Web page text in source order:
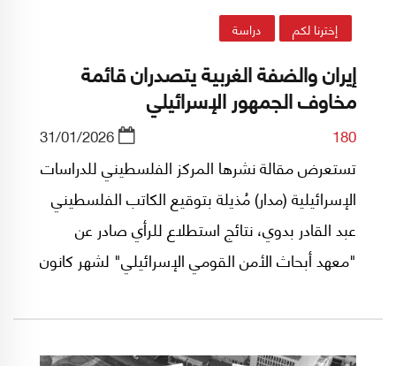
إخترنا لكم دراسة
إيران والضفة الغربية يتصدران قائمة
مخاوف الجمهور الإسرائيلي
180
31/01/2026
تستعرض مقالة نشرها المركز الفلسطيني للدراسات
الإسرائيلية (مدار) مُذيلة بتوقيع الكاتب الفلسطيني
عبد القادر بدوي، نتائج استطلاع للرأي صادر عن
"معهد أبحاث الأمن القومي الإسرائيلي" لشهر كانون
التهديدات والتحديات الأمنية والسياسية في
الساحات المختلفة، فضلاً عن استعراض منسوب